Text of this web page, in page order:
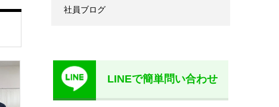
社員ブログ
LINEで簡単問い合わせ